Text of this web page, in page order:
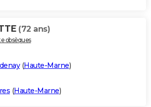
(72 ans)
obsèques
(Haute-Marne)
(Haute-Marne)